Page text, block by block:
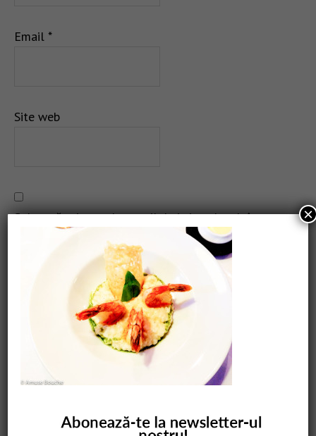
Email *
Site web
Salvează-mi numele, emailul și site-ul web în acest
navigator pentru data viitoare când o să comentez.
COMANDĂ CARTEA NOASTRĂ
×